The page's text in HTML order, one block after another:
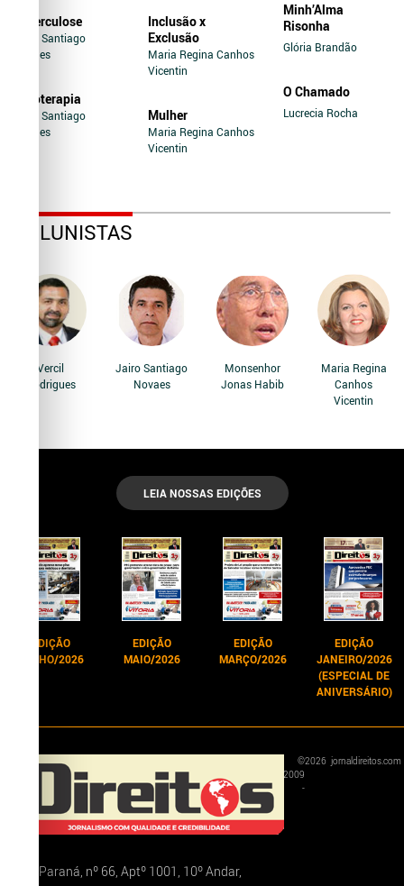
Tuberculose
Jairo Santiago
Novaes
Soroterapia
Jairo Santiago
Novaes
Inclusão x
Exclusão
Maria Regina Canhos
Vicentin
Mulher
Maria Regina Canhos
Vicentin
Minh’Alma
Risonha
Glória Brandão
O Chamado
Lucrecia Rocha
COLUNISTAS
Vercil
Rodrigues
Jairo Santiago
Novaes
Monsenhor
Jonas Habib
Maria Regina
Canhos
Vicentin
LEIA NOSSAS EDIÇÕES
EDIÇÃO
JUNHO/2026
EDIÇÃO
MAIO/2026
EDIÇÃO
MARÇO/2026
EDIÇÃO
JANEIRO/2026
(ESPECIAL DE
ANIVERSÁRIO)
Rua Paraná, nº 66, Aptº 1001, 10º Andar,
©
2009
-
2026 jornaldireitos.com